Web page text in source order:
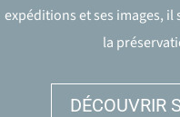
expéditions et ses images, il
la
DÉCOUVRIR